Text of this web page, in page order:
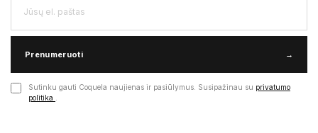
Prenumeruoti →
Sutinku gauti Coquela naujienas ir pasiūlymus. Susipažinau su privatumo
politika